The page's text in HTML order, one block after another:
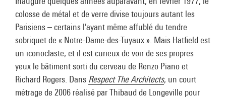
colosse de métal et de verre divise toujours autant les
Parisiens – certains l'ayant même affublé du tendre
sobriquet de « Notre-Dame-des-Tuyaux ». Mais Hatfield est
un iconoclaste, et il est curieux de voir de ses propres
yeux le bâtiment sorti du cerveau de Renzo Piano et
Richard Rogers. Dans Respect The Architects, un court
métrage de 2006 réalisé par Thibaud de Longeville pour